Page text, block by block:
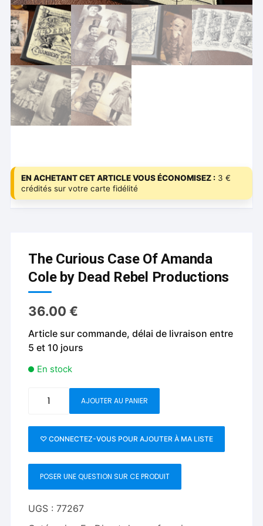
EN ACHETANT CET ARTICLE VOUS ÉCONOMISEZ : 3 €
crédités sur votre carte fidélité
The Curious Case Of Amanda
Cole by Dead Rebel Productions
36.00€
Article sur commande, délai de livraison entre
5 et 10 jours
En stock
Curious
Case
Of
Amanda
Cole
by
AJOUTER AU PANIER
♡ CONNECTEZ-VOUS POUR AJOUTER À MA LISTE
POSER UNE QUESTION SUR CE PRODUIT
UGS :77267